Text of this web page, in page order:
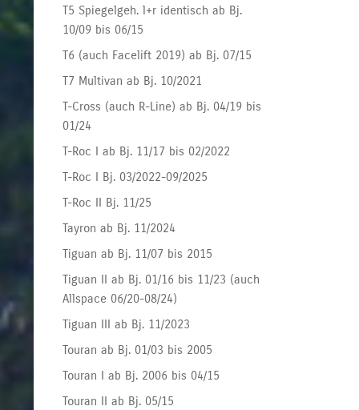
T5 Spiegelgeh. l+r identisch ab Bj.
10/09 bis 06/15
T6 (auch Facelift 2019) ab Bj. 07/15
T7 Multivan ab Bj. 10/2021
T-Cross (auch R-Line) ab Bj. 04/19 bis
01/24
T-Roc I ab Bj. 11/17 bis 02/2022
T-Roc I Bj. 03/2022-09/2025
T-Roc II Bj. 11/25
Tayron ab Bj. 11/2024
Tiguan ab Bj. 11/07 bis 2015
Tiguan II ab Bj. 01/16 bis 11/23 (auch
Allspace 06/20-08/24)
Tiguan III ab Bj. 11/2023
Touran ab Bj. 01/03 bis 2005
Touran I ab Bj. 2006 bis 04/15
Touran II ab Bj. 05/15